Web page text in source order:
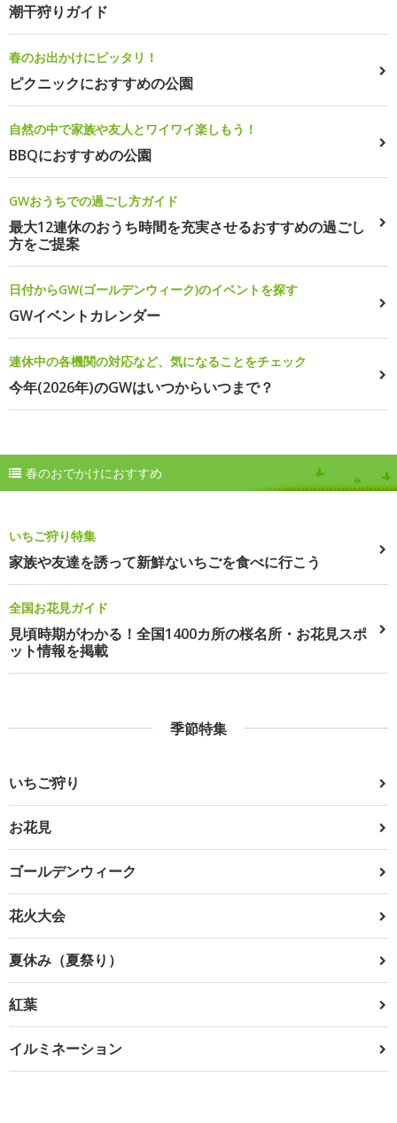
潮干狩りガイド
春のお出かけにピッタリ！
ピクニックにおすすめの公園
自然の中で家族や友人とワイワイ楽しもう！
BBQにおすすめの公園
GWおうちでの過ごし方ガイド
最大12連休のおうち時間を充実させるおすすめの過ごし
方をご提案
日付からGW(ゴールデンウィーク)のイベントを探す
GWイベントカレンダー
連休中の各機関の対応など、気になることをチェック
今年(2026年)のGWはいつからいつまで？
春のおでかけにおすすめ
いちご狩り特集
家族や友達を誘って新鮮ないちごを食べに行こう
全国お花見ガイド
見頃時期がわかる！全国1400カ所の桜名所・お花見スポ
ット情報を掲載
季節特集
いちご狩り
お花見
ゴールデンウィーク
花火大会
夏休み（夏祭り）
紅葉
イルミネーション